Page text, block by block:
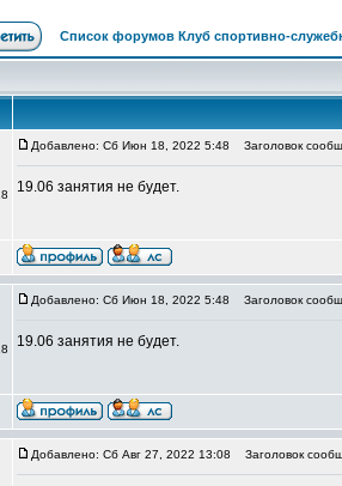
Список форумов Клуб спортивно-
Добавлено: Сб Июн 18, 2022 5:48 Заголовок
19.06 занятия не будет.
Добавлено: Сб Июн 18, 2022 5:48 Заголовок
19.06 занятия не будет.
Добавлено: Сб Авг 27, 2022 13:08 Заголовок